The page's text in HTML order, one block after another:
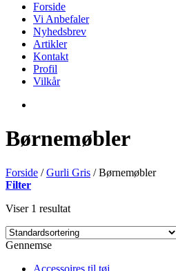
Forside
Vi Anbefaler
Nyhedsbrev
Artikler
Kontakt
Profil
Vilkår
Børnemøbler
Forside / Gurli Gris /Børnemøbler
Filter
Viser 1 resultat
Gennemse
Accessoires til tøj